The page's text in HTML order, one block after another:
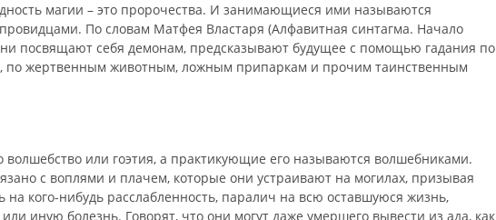
магии – это пророчества. И занимающиеся ими называются
По словам Матфея Властаря (Алфавитная синтагма. Начало
посвящают себя демонам, предсказывают будущее с помощью гадания по
по жертвенным животным, ложным припаркам и прочим таинственным
волшебство или гоэтия, а практикующие его называются волшебниками.
с воплями и плачем, которые они устраивают на могилах, призывая
на кого-нибудь расслабленность, паралич на всю оставшуюся жизнь,
или иную болезнь. Говорят, что они могут даже умершего вывести из ада, как